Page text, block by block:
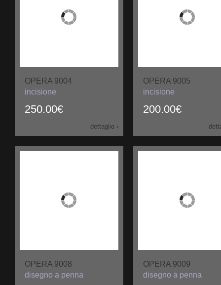
OPERA 9004
250.00€
incisione
dettaglio ›
OPERA 9005
200.00€
incisione
OPERA 9008
disegno a penna
OPERA 9009
disegno a penna